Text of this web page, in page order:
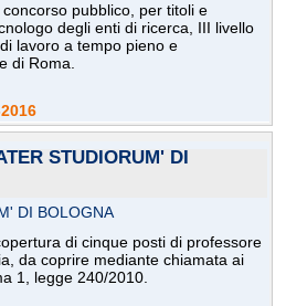
pubblico, per titoli e
degli enti di ricerca, III livello
lavoro a tempo pieno e
di Roma.
STUDIORUM' DI
DI BOLOGNA
di cinque posti di professore
da coprire mediante chiamata ai
1, legge 240/2010.